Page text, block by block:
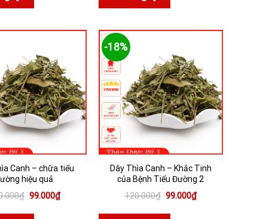
Canh – chữa tiểu
hiệu quả
₫ Giá
là:
99.000₫Giá
hiện
-18%
Dây Thìa Canh – Khắc Tinh
của Bệnh Tiểu Đường 2
120.000₫ Giá
là:
99.000₫Giá
hiện